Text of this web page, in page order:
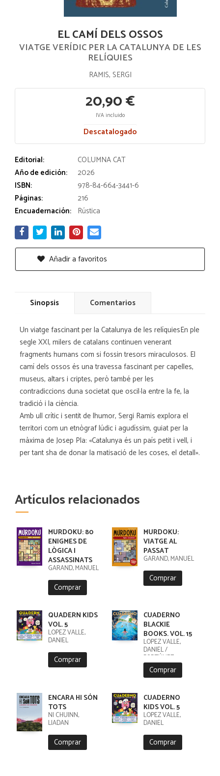
EL CAMÍ DELS OSSOS
VIATGE VERÍDIC PER LA CATALUNYA DE LES
RELÍQUIES
RAMIS, SERGI
20,90 €
IVA incluido
Descatalogado
Editorial:
COLUMNA CAT
Año de edición:
2026
ISBN:
978-84-664-3441-6
Páginas:
216
Encuadernación: Rústica
Añadir a favoritos
Sinopsis Comentarios
Un viatge fascinant per la Catalunya de les relíquiesEn ple
segle XXI, milers de catalans continuen venerant
fragments humans com si fossin tresors miraculosos. El
camí dels ossos és una travessa fascinant per capelles,
museus, altars i criptes, però també per les
contradiccions duna societat que oscil·la entre la fe, la
tradició i la ciència.
Amb ull crític i sentit de lhumor, Sergi Ramis explora el
territori com un etnògraf lúdic i agudíssim, guiat per la
màxima de Josep Pla: «Catalunya és un país petit i vell, i
per tant sha de donar la matisació de les coses, el detall».
Artículos relacionados
MURDOKU: 80
ENIGMES DE
LÒGICA I
ASSASSINATS
GARAND, MANUEL
Comprar
MURDOKU:
VIATGE AL
PASSAT
GARAND, MANUEL
Comprar
QUADERN KIDS
VOL. 5
LÓPEZ VALLE,
DANIEL
Comprar
CUADERNO
BLACKIE
BOOKS. VOL. 15
LÓPEZ VALLE,
DANIEL /
FORTÚNEZ,
CRISTOBAL
Comprar
ENCARA HI SÓN
TOTS
NI CHUINN,
LIADAN
Comprar
CUADERNO
KIDS VOL. 5
LÓPEZ VALLE,
DANIEL
Comprar